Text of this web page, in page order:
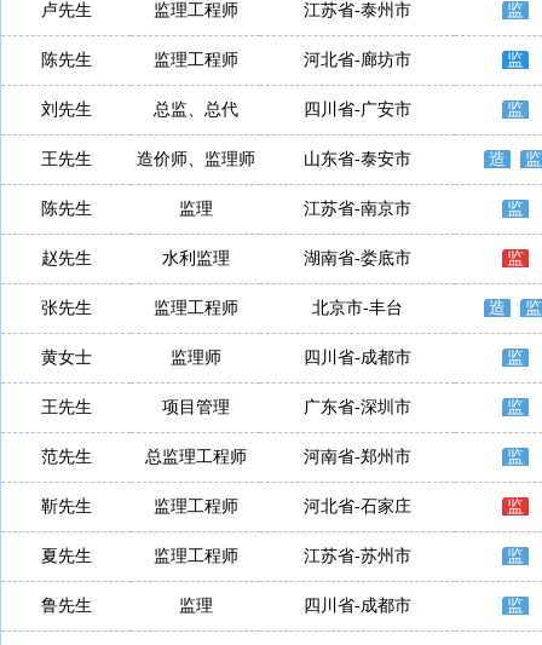
卢先生 监理工程师 江苏省-泰州市 监
陈先生 监理工程师 河北省-廊坊市 监
刘先生 总监、总代 四川省-广安市 监
王先生 造价师、监理师 山东省-泰安市 造 监
陈先生 监理 江苏省-南京市 监
赵先生 水利监理 湖南省-娄底市 监
张先生 监理工程师 北京市-丰台 造 监
黄女士 监理师 四川省-成都市 监
王先生 项目管理 广东省-深圳市 监
范先生 总监理工程师 河南省-郑州市 监
靳先生 监理工程师 河北省-石家庄 监
夏先生 监理工程师 江苏省-苏州市 监
鲁先生 监理 四川省-成都市 监